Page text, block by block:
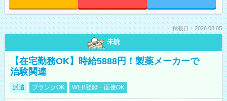
掲載日：2026.08.05
未読
【在宅勤務OK】時給5888円！製薬メーカーで
治験関連
派遣 ブランクOK WEB登録・面接OK